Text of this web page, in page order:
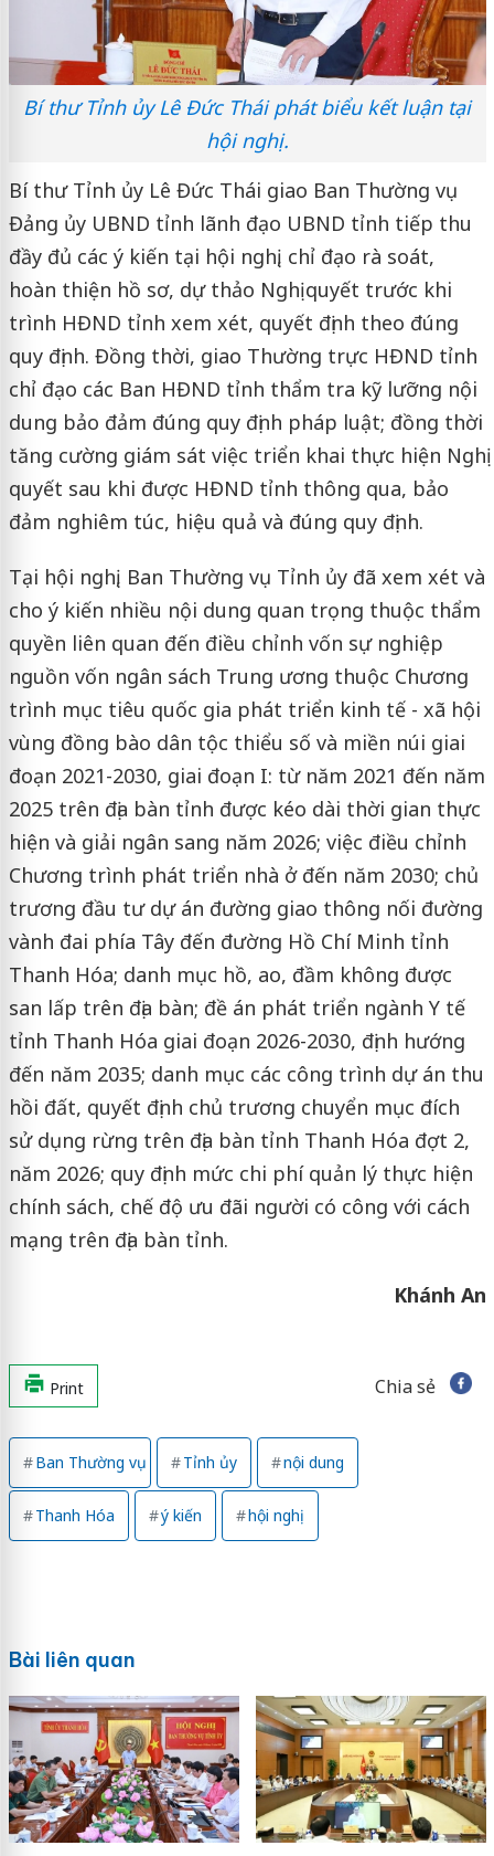
Bí thư Tỉnh ủy Lê Đức Thái phát biểu kết luận tại
hội nghị.
Bí thư Tỉnh ủy Lê Đức Thái giao Ban Thường vụ
Đảng ủy UBND tỉnh lãnh đạo UBND tỉnh tiếp thu
đầy đủ các ý kiến tại hội nghị, chỉ đạo rà soát,
hoàn thiện hồ sơ, dự thảo Nghị quyết trước khi
trình HĐND tỉnh xem xét, quyết định theo đúng
quy định. Đồng thời, giao Thường trực HĐND tỉnh
chỉ đạo các Ban HĐND tỉnh thẩm tra kỹ lưỡng nội
dung bảo đảm đúng quy định pháp luật; đồng thời
tăng cường giám sát việc triển khai thực hiện Nghị
quyết sau khi được HĐND tỉnh thông qua, bảo
đảm nghiêm túc, hiệu quả và đúng quy định.
Tại hội nghị, Ban Thường vụ Tỉnh ủy đã xem xét và
cho ý kiến nhiều nội dung quan trọng thuộc thẩm
quyền liên quan đến điều chỉnh vốn sự nghiệp
nguồn vốn ngân sách Trung ương thuộc Chương
trình mục tiêu quốc gia phát triển kinh tế - xã hội
vùng đồng bào dân tộc thiểu số và miền núi giai
đoạn 2021-2030, giai đoạn I: từ năm 2021 đến năm
2025 trên địa bàn tỉnh được kéo dài thời gian thực
hiện và giải ngân sang năm 2026; việc điều chỉnh
Chương trình phát triển nhà ở đến năm 2030; chủ
trương đầu tư dự án đường giao thông nối đường
vành đai phía Tây đến đường Hồ Chí Minh tỉnh
Thanh Hóa; danh mục hồ, ao, đầm không được
san lấp trên địa bàn; đề án phát triển ngành Y tế
tỉnh Thanh Hóa giai đoạn 2026-2030, định hướng
đến năm 2035; danh mục các công trình dự án thu
hồi đất, quyết định chủ trương chuyển mục đích
sử dụng rừng trên địa bàn tỉnh Thanh Hóa đợt 2,
năm 2026; quy định mức chi phí quản lý thực hiện
chính sách, chế độ ưu đãi người có công với cách
mạng trên địa bàn tỉnh.
Khánh An
Print Chia sẻ
Ban Thường vụ Tỉnh ủy nội dung
Thanh Hóa ý kiến hội nghị
Bài liên quan